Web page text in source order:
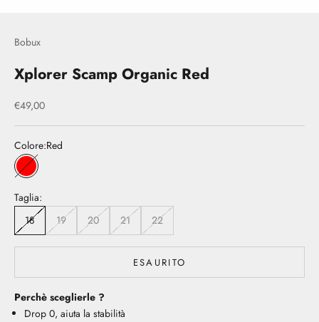
Bobux
Xplorer Scamp Organic Red
Prezzo scontato
€49,00
Colore:Red
Red
Taglia:
18
19 20 21 22
ESAURITO
Perchè sceglierle ?
Drop 0, aiuta la stabilità